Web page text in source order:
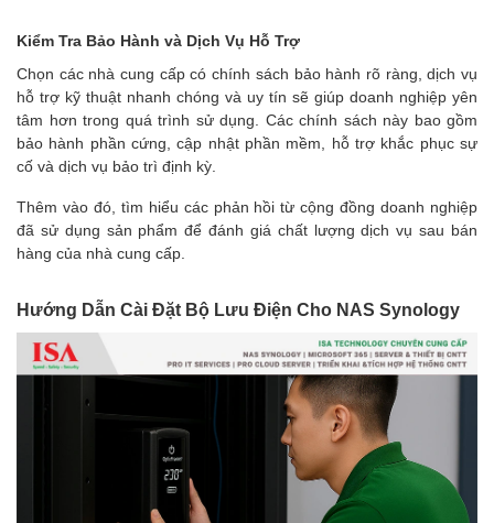
Kiểm Tra Bảo Hành và Dịch Vụ Hỗ Trợ
Chọn các nhà cung cấp có chính sách bảo hành rõ ràng, dịch vụ
hỗ trợ kỹ thuật nhanh chóng và uy tín sẽ giúp doanh nghiệp yên
tâm hơn trong quá trình sử dụng. Các chính sách này bao gồm
bảo hành phần cứng, cập nhật phần mềm, hỗ trợ khắc phục sự
cố và dịch vụ bảo trì định kỳ.
Thêm vào đó, tìm hiểu các phản hồi từ cộng đồng doanh nghiệp
đã sử dụng sản phẩm để đánh giá chất lượng dịch vụ sau bán
hàng của nhà cung cấp.
Hướng Dẫn Cài Đặt Bộ Lưu Điện Cho NAS Synology